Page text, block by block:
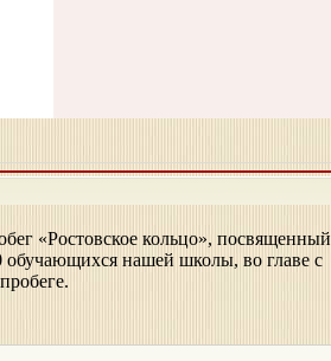
«Ростовское кольцо», посвященный
нашей школы, во главе с